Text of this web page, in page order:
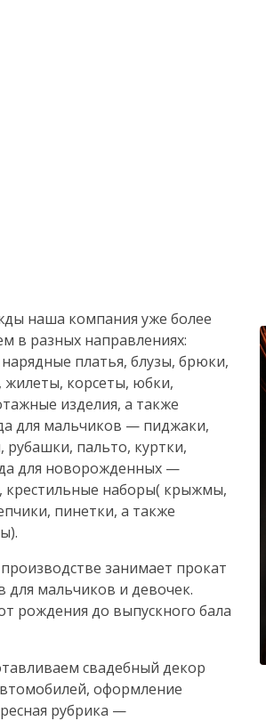
наша компания уже более
в разных направлениях:
платья, блузы, брюки,
жилеты, корсеты, юбки,
изделия, а также
для мальчиков — пиджаки,
пальто, куртки,
для новорожденных —
крестильные наборы( крыжмы,
пинетки, а также
занимает прокат
мальчиков и девочек.
рождения до выпускного бала
свадебный декор
оформление
рубрика —